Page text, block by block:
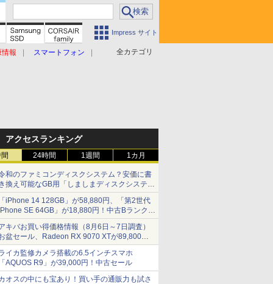
Impress サイト
全カテゴリ
情報 スマートフォン
アクセスランキング
24時間 1週間 1カ月
和のファミコンディスクシステム？安価に書
換え可能なGB用「しましまディスクシステ
」
iPhone 14 128GB」が58,880円、「第2世代
SE 64GB」が18,880円！中古Bランク品
ール
キバお買い得価格情報（8月6日～7日調査）
盆セール、Radeon RX 9070 XTが89,800
、水平周波数24.8kHz対応の17型モニターが
円、暑さ指数連動セール ほか
イカ監修カメラ搭載の6.5インチスマホ
AQUOS R9」が39,000円！中古セール
オスの中にも宝あり！買い手の通販力も試さ